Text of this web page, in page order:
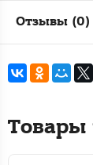
Отзывы (0)
Товары